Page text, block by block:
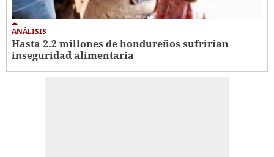
ANÁLISIS
Hasta 2.2 millones de hondureños sufrirían
inseguridad alimentaria